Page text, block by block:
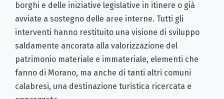
borghi e delle iniziative legislative in itinere o già
avviate a sostegno delle aree interne. Tutti gli
interventi hanno restituito una visione di sviluppo
saldamente ancorata alla valorizzazione del
patrimonio materiale e immateriale, elementi che
fanno di Morano, ma anche di tanti altri comuni
calabresi, una destinazione turistica ricercata e